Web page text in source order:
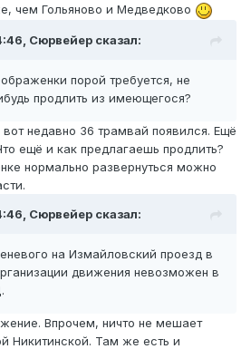
чем Гольяново и Медведково
Сюрвейер сказал:
порой требуется, не
продлить из имеющегося?
недавно 36 трамвай появился. Ещё
ещё и как предлагаешь продлить?
нормально развернуться можно
Сюрвейер сказал:
на Измайловский проезд в
движения невозможен в
Впрочем, ничто не мешает
Никитинской. Там же есть и